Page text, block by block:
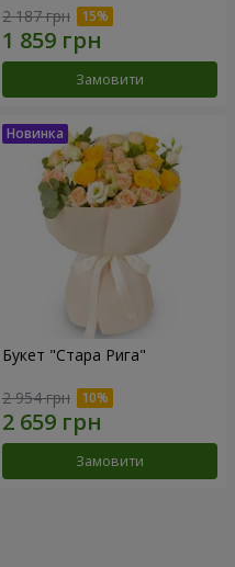
2 187 грн
Замовити
Букет "Стара Рига"
2 954 грн
Замовити